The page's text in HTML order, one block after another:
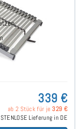
339 €
ab 2 Stück für je 329 €
Lieferung in DE